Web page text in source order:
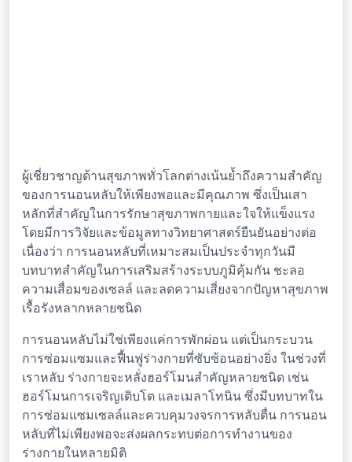
ผู้เชี่ยวชาญด้านสุขภาพทั่วโลกต่างเน้นย้ำถึงความสำคัญ
ของการนอนหลับให้เพียงพอและมีคุณภาพ ซึ่งเป็นเสา
หลักที่สำคัญในการรักษาสุขภาพกายและใจให้แข็งแรง
โดยมีการวิจัยและข้อมูลทางวิทยาศาสตร์ยืนยันอย่างต่อ
เนื่องว่า การนอนหลับที่เหมาะสมเป็นประจำทุกวันมี
บทบาทสำคัญในการเสริมสร้างระบบภูมิคุ้มกัน ชะลอ
ความเสื่อมของเซลล์ และลดความเสี่ยงจากปัญหาสุขภาพ
เรื้อรังหลากหลายชนิด
การนอนหลับไม่ใช่เพียงแค่การพักผ่อน แต่เป็นกระบวน
การซ่อมแซมและฟื้นฟูร่างกายที่ซับซ้อนอย่างยิ่ง ในช่วงที่
เราหลับ ร่างกายจะหลั่งฮอร์โมนสำคัญหลายชนิด เช่น
ฮอร์โมนการเจริญเติบโต และเมลาโทนิน ซึ่งมีบทบาทใน
การซ่อมแซมเซลล์และควบคุมวงจรการหลับตื่น การนอน
หลับที่ไม่เพียงพอจะส่งผลกระทบต่อการทำงานของ
ร่างกายในหลายมิติ